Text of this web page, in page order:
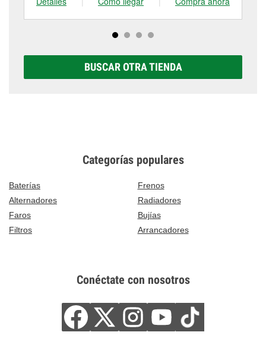
BUSCAR OTRA TIENDA
Categorías populares
Baterías
Frenos
Alternadores
Radiadores
Faros
Bujías
Filtros
Arrancadores
Conéctate con nosotros